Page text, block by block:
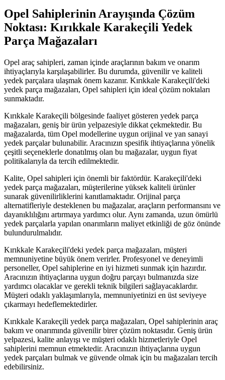
Opel Sahiplerinin Arayışında Çözüm
Noktası: Kırıkkale Karakeçili Yedek
Parça Mağazaları
Opel araç sahipleri, zaman içinde araçlarının bakım ve onarım
ihtiyaçlarıyla karşılaşabilirler. Bu durumda, güvenilir ve kaliteli
yedek parçalara ulaşmak önem kazanır. Kırıkkale Karakeçili'deki
yedek parça mağazaları, Opel sahipleri için ideal çözüm noktaları
sunmaktadır.
Kırıkkale Karakeçili bölgesinde faaliyet gösteren yedek parça
mağazaları, geniş bir ürün yelpazesiyle dikkat çekmektedir. Bu
mağazalarda, tüm Opel modellerine uygun orijinal ve yan sanayi
yedek parçalar bulunabilir. Aracınızın spesifik ihtiyaçlarına yönelik
çeşitli seçeneklerle donatılmış olan bu mağazalar, uygun fiyat
politikalarıyla da tercih edilmektedir.
Kalite, Opel sahipleri için önemli bir faktördür. Karakeçili'deki
yedek parça mağazaları, müşterilerine yüksek kaliteli ürünler
sunarak güvenilirliklerini kanıtlamaktadır. Orijinal parça
alternatifleriyle desteklenen bu mağazalar, araçların performansını ve
dayanıklılığını artırmaya yardımcı olur. Aynı zamanda, uzun ömürlü
yedek parçalarla yapılan onarımların maliyet etkinliği de göz önünde
bulundurulmalıdır.
Kırıkkale Karakeçili'deki yedek parça mağazaları, müşteri
memnuniyetine büyük önem verirler. Profesyonel ve deneyimli
personeller, Opel sahiplerine en iyi hizmeti sunmak için hazırdır.
Aracınızın ihtiyaçlarına uygun doğru parçayı bulmanızda size
yardımcı olacaklar ve gerekli teknik bilgileri sağlayacaklardır.
Müşteri odaklı yaklaşımlarıyla, memnuniyetinizi en üst seviyeye
çıkarmayı hedeflemektedirler.
Kırıkkale Karakeçili yedek parça mağazaları, Opel sahiplerinin araç
bakım ve onarımında güvenilir birer çözüm noktasıdır. Geniş ürün
yelpazesi, kalite anlayışı ve müşteri odaklı hizmetleriyle Opel
sahiplerini memnun etmektedir. Aracınızın ihtiyaçlarına uygun
yedek parçaları bulmak ve güvende olmak için bu mağazaları tercih
edebilirsiniz.